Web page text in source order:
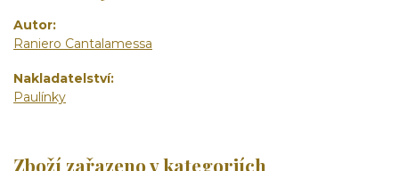
Autor
Raniero Cantalamessa
Nakladatelství
Paulínky
Zboží zařazeno v kategoriích